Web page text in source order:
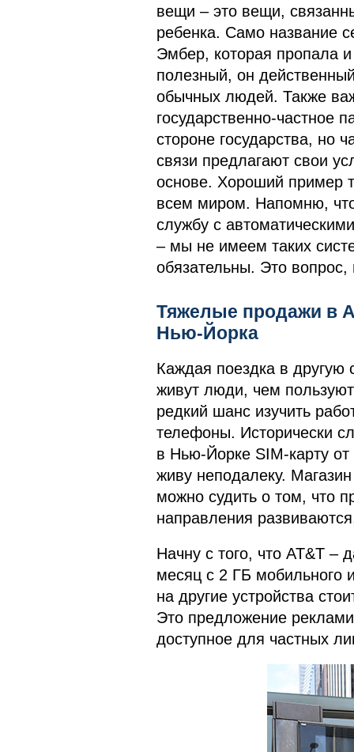
вещи – это вещи,
ребенка. Само название
Эмбер, которая пропала
полезный, он
обычных людей. Также
государственно-частное
стороне государства, но
связи предлагают свои
основе. Хороший пример
всем миром. Напомню,
службу с
– мы не имеем таких
обязательны. Это
Тяжелые продажи в
Нью-Йорка
Каждая поездка в другую
живут люди, чем
редкий шанс изучить
телефоны. Исторически
в Нью-Йорке SIM-карту
живу неподалеку.
можно судить о том, что
направления
Начну с того, что AT&T –
месяц с 2 ГБ мобильного
на другие устройства
Это предложение
доступное для частных